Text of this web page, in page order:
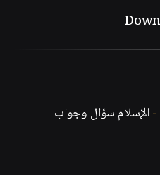
-الإسلام سؤال وجواب